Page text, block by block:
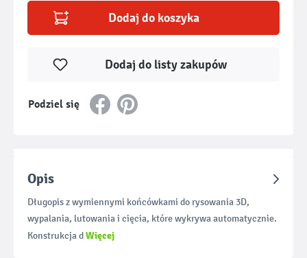
Dodaj do koszyka
Podziel się
Dodaj do listy zakupów
Opis
Długopis z wymiennymi końcówkami do rysowania 3D,
wypalania, lutowania i cięcia, które wykrywa automatycznie.
Konstrukcja dWięcej